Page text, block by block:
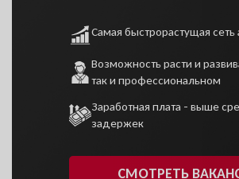
Самая быстрорастущая
Возможность расти и
так и профессиональном
Заработная плата - выше
задержек
СМОТРЕТЬ